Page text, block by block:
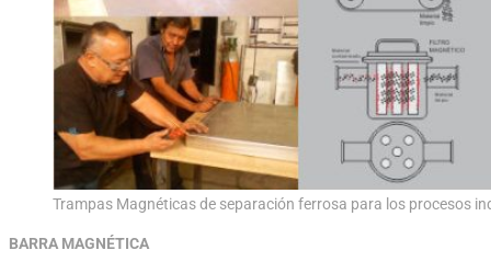
Trampas Magnéticas de separación ferrosa para los procesos
BARRA MAGNÉTICA